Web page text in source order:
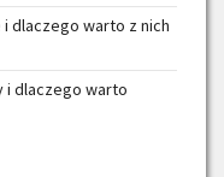
dlaczego warto z nich
i dlaczego warto